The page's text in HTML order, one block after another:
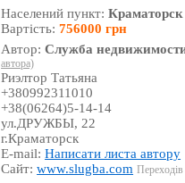
Населений пункт:Краматорск
Вартість:756000 грн
Автор:Служба
автора)
Риэлтор Татьяна
+380992311010
+38(06264)5-14-14
ул.ДРУЖБЫ, 22
г.Краматорск
E-mail:Написати листа автору
Сайт:www.slugba.com